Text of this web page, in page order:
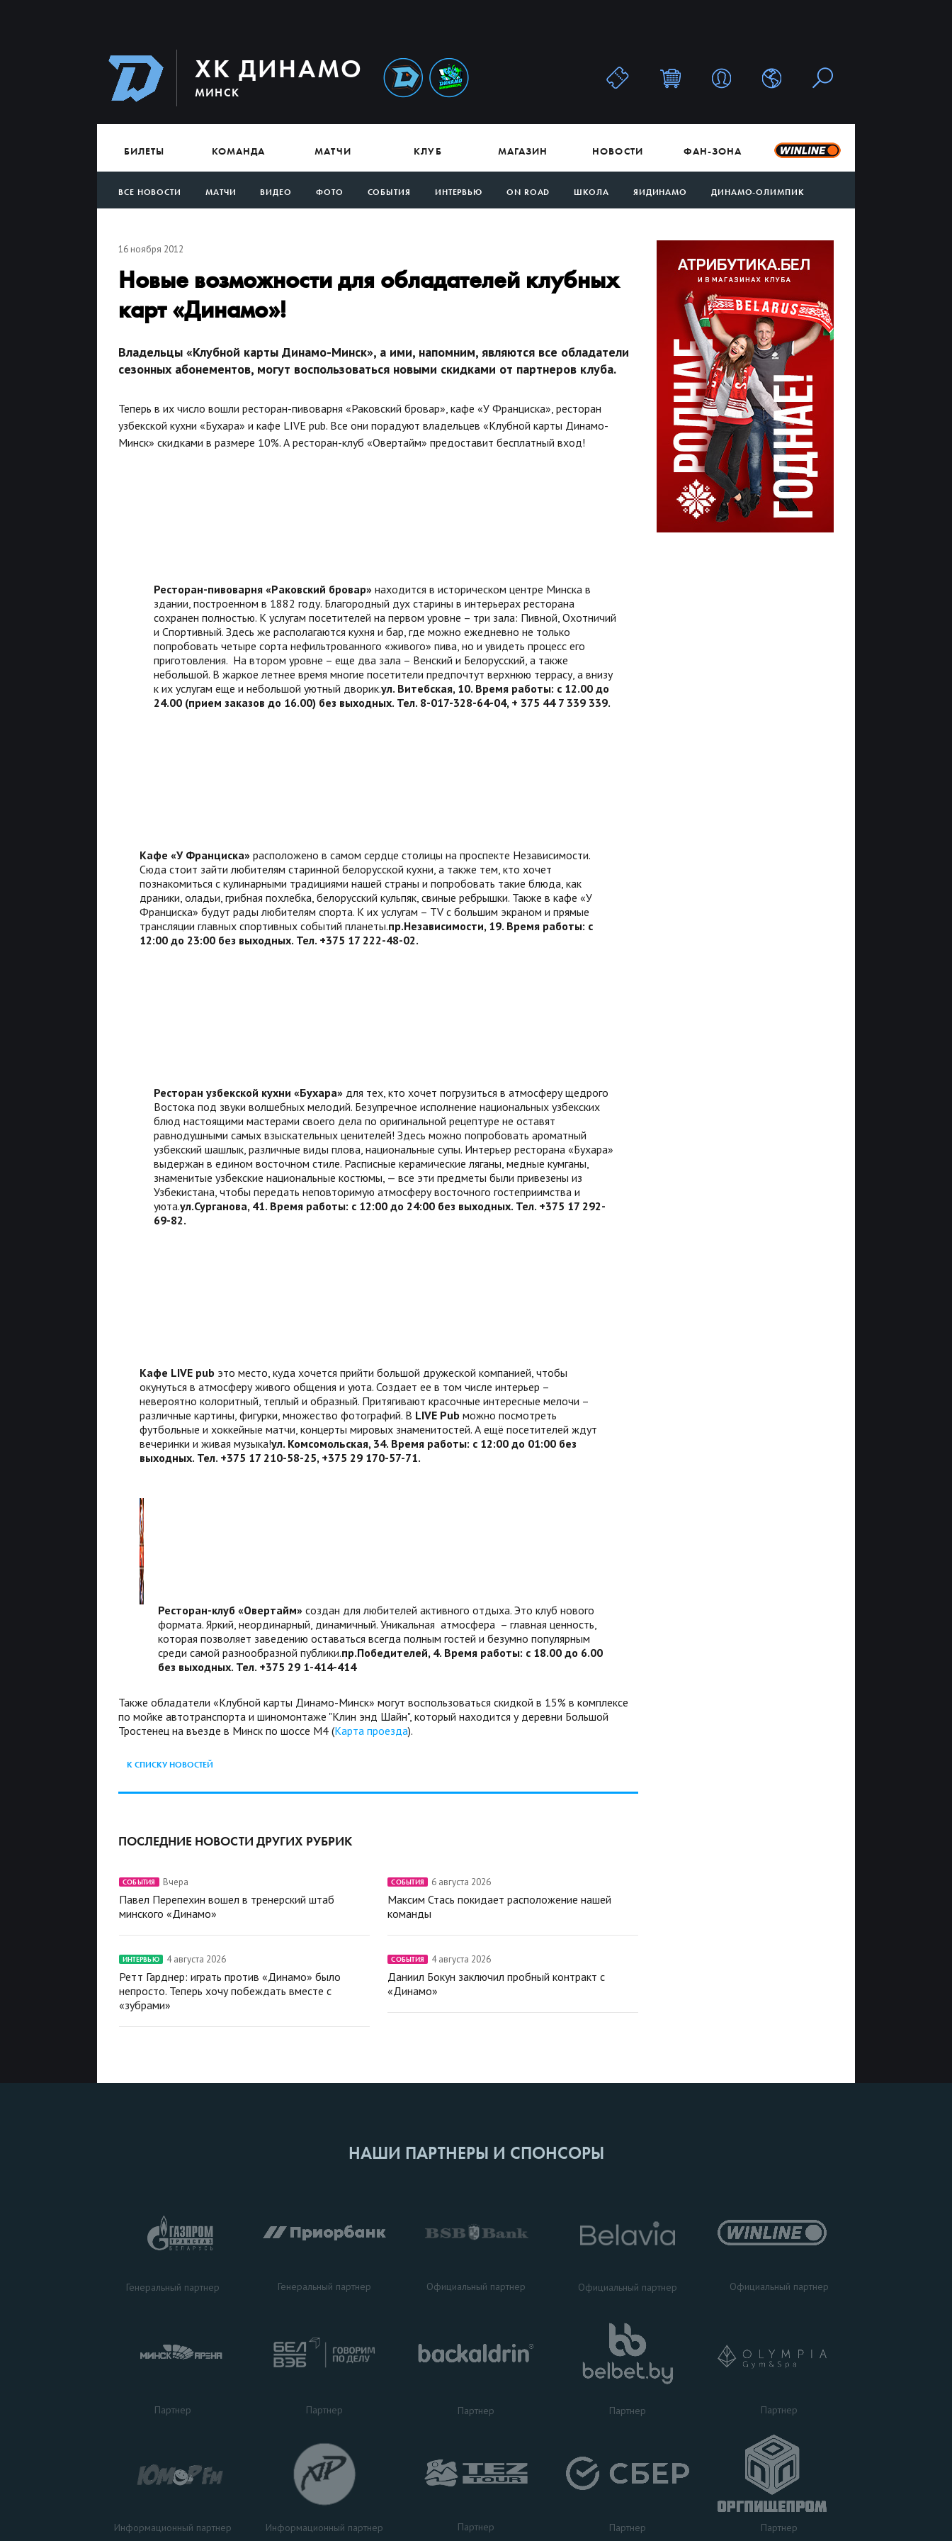
ХК ДИНАМО
МИНСК
БИЛЕТЫ КОМАНДА МАТЧИ КЛУБ МАГАЗИН НОВОСТИ ФАН-ЗОНА
ВСЕ НОВОСТИ МАТЧИ ВИДЕО ФОТО СОБЫТИЯ ИНТЕРВЬЮ ON ROAD ШКОЛА ЯИДИНАМО ДИНАМО-ОЛИМПИК
16 ноября 2012
Новые возможности для обладателей клубных
карт «Динамо»!
Владельцы «Клубной карты Динамо-Минск», а ими, напомним, являются все обладатели
сезонных абонементов, могут воспользоваться новыми скидками от партнеров клуба.
Теперь в их число вошли ресторан-пивоварня «Раковский бровар», кафе «У Франциска», ресторан
узбекской кухни «Бухара» и кафе LIVE pub. Все они порадуют владельцев «Клубной карты Динамо-
Минск» скидками в размере 10%. А ресторан-клуб «Овертайм» предоставит бесплатный вход!
Ресторан-пивоварня «Раковский бровар» находится в историческом центре Минска в
здании, построенном в 1882 году. Благородный дух старины в интерьерах ресторана
сохранен полностью. К услугам посетителей на первом уровне – три зала: Пивной, Охотничий
и Спортивный. Здесь же располагаются кухня и бар, где можно ежедневно не только
попробовать четыре сорта нефильтрованного «живого» пива, но и увидеть процесс его
приготовления. На втором уровне – еще два зала – Венский и Белорусский, а также
небольшой. В жаркое летнее время многие посетители предпочтут верхнюю террасу, а внизу
к их услугам еще и небольшой уютный дворик.ул. Витебская, 10. Время работы: с 12.00 до
24.00 (прием заказов до 16.00) без выходных. Тел. 8-017-328-64-04, + 375 44 7 339 339.
Кафе «У Франциска» расположено в самом сердце столицы на проспекте Независимости.
Сюда стоит зайти любителям старинной белорусской кухни, а также тем, кто хочет
познакомиться с кулинарными традициями нашей страны и попробовать такие блюда, как
драники, оладьи, грибная похлебка, белорусский кульпяк, свиные ребрышки. Также в кафе «У
Франциска» будут рады любителям спорта. К их услугам – TV с большим экраном и прямые
трансляции главных спортивных событий планеты.пр.Независимости, 19. Время работы: с
12:00 до 23:00 без выходных. Тел. +375 17 222-48-02.
Ресторан узбекской кухни «Бухара» для тех, кто хочет погрузиться в атмосферу щедрого
Востока под звуки волшебных мелодий. Безупречное исполнение национальных узбекских
блюд настоящими мастерами своего дела по оригинальной рецептуре не оставят
равнодушными самых взыскательных ценителей! Здесь можно попробовать ароматный
узбекский шашлык, различные виды плова, национальные супы. Интерьер ресторана «Бухара»
выдержан в едином восточном стиле. Расписные керамические ляганы, медные кумганы,
знаменитые узбекские национальные костюмы, — все эти предметы были привезены из
Узбекистана, чтобы передать неповторимую атмосферу восточного гостеприимства и
уюта.ул.Сурганова, 41. Время работы: с 12:00 до 24:00 без выходных. Тел. +375 17 292-
69-82.
Кафе LIVE pub это место, куда хочется прийти большой дружеской компанией, чтобы
окунуться в атмосферу живого общения и уюта. Создает ее в том числе интерьер –
невероятно колоритный, теплый и образный. Притягивают красочные интересные мелочи –
различные картины, фигурки, множество фотографий. В LIVE Pub можно посмотреть
футбольные и хоккейные матчи, концерты мировых знаменитостей. А ещё посетителей ждут
вечеринки и живая музыка!ул. Комсомольская, 34. Время работы: с 12:00 до 01:00 без
выходных. Тел. +375 17 210-58-25, +375 29 170-57-71.
Ресторан-клуб «Овертайм» создан для любителей активного отдыха. Это клуб нового
формата. Яркий, неординарный, динамичный. Уникальная атмосфера – главная ценность,
которая позволяет заведению оставаться всегда полным гостей и безумно популярным
среди самой разнообразной публики.пр.Победителей, 4. Время работы: с 18.00 до 6.00
без выходных. Тел. +375 29 1-414-414
Также обладатели «Клубной карты Динамо-Минск» могут воспользоваться скидкой в 15% в комплексе
по мойке автотранспорта и шиномонтаже "Клин энд Шайн", который находится у деревни Большой
Тростенец на въезде в Минск по шоссе M4 (Карта проезда).
К СПИСКУ НОВОСТЕЙ
ПОСЛЕДНИЕ НОВОСТИ ДРУГИХ РУБРИК
СОБЫТИЯ Вчера
Павел Перепехин вошел в тренерский штаб
минского «Динамо»
СОБЫТИЯ 6 августа 2026
Максим Стась покидает расположение нашей
команды
ИНТЕРВЬЮ 4 августа 2026
Ретт Гарднер: играть против «Динамо» было
непросто. Теперь хочу побеждать вместе с
«зубрами»
СОБЫТИЯ 4 августа 2026
Даниил Бокун заключил пробный контракт с
«Динамо»
НАШИ ПАРТНЕРЫ И СПОНСОРЫ
Генеральный партнер Генеральный партнер Официальный партнер Официальный партнер Официальный партнер
Партнер Партнер Партнер Партнер Партнер
Информационный партнер Информационный партнер Партнер Партнер Партнер